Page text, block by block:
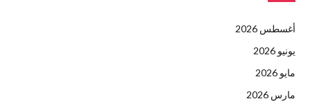
أغسطس 2026
يونيو 2026
مايو 2026
مارس 2026